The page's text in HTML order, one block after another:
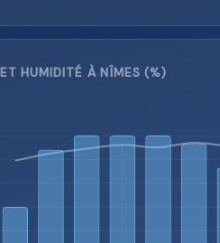
HUMIDITÉ À NÎMES (%)